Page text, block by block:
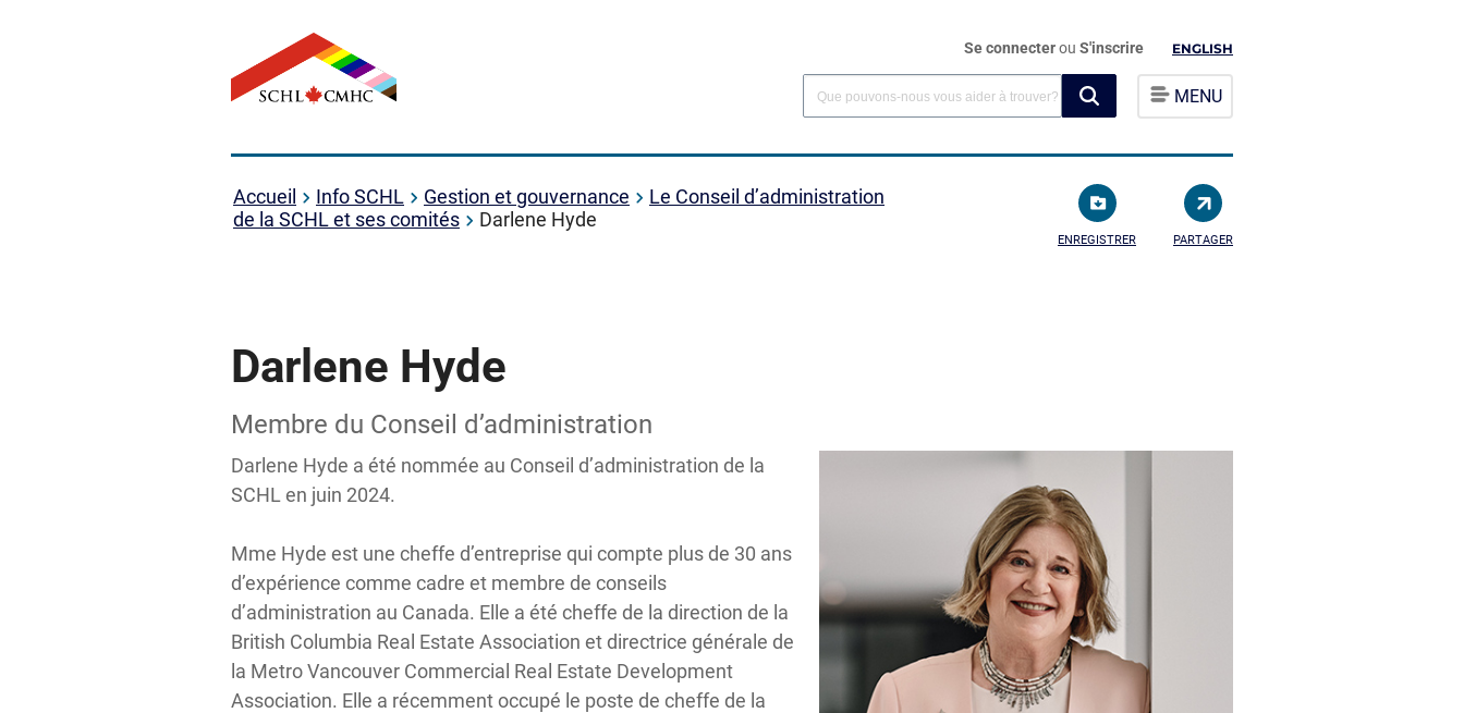
Se connecterou S'inscrire ENGLISH
MENU
Accueil Info SCHL Gestion et gouvernance
Le Conseil d’administration
de la SCHL et ses comités
Darlene Hyde
ENREGISTRER PARTAGER
Darlene Hyde
Membre du Conseil d’administration
Darlene Hyde a été nommée au Conseil d’administration de la
SCHL en juin 2024.
Mme Hyde est une cheffe d’entreprise qui compte plus de 30 ans
d’expérience comme cadre et membre de conseils
d’administration au Canada. Elle a été cheffe de la direction de la
British Columbia Real Estate Association et directrice générale de
la Metro Vancouver Commercial Real Estate Development
Association. Elle a récemment occupé le poste de cheffe de la